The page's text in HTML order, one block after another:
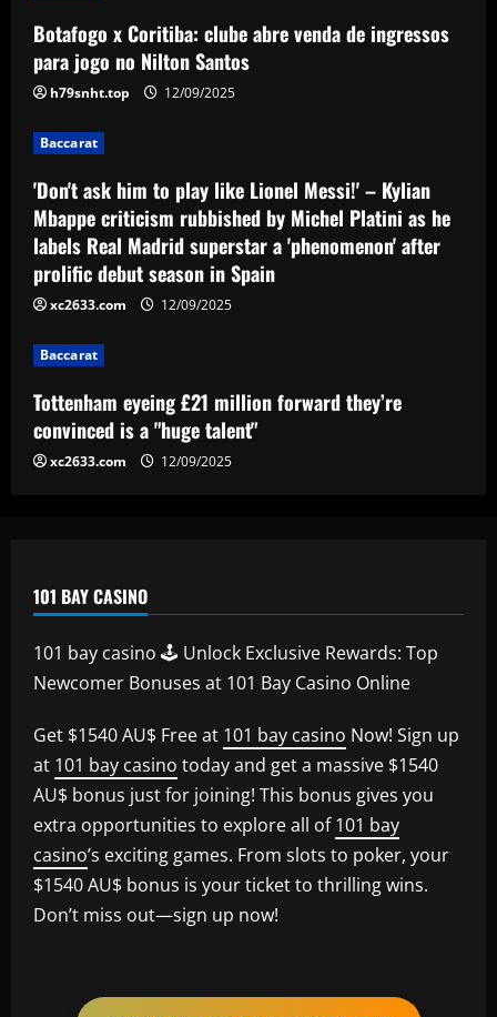
'Don't ask him to play like Lionel Messi!'
– Kylian Mbappe criticism rubbished by
superstar a 'phenomenon' after prolific
4
Tottenham eyeing £21 million forward
they’re convinced is a "huge talent"
12/09/2025
5
Baccarat
Botafogo x Coritiba: clube abre venda de ingressos
para jogo no Nilton Santos
h79snht.top 12/09/2025
Baccarat
'Don't ask him to play like Lionel Messi!' – Kylian
Mbappe criticism rubbished by Michel Platini as he
labels Real Madrid superstar a 'phenomenon' after
prolific debut season in Spain
xc2633.com 12/09/2025
Baccarat
Tottenham eyeing £21 million forward they’re
convinced is a "huge talent"
xc2633.com 12/09/2025
101 BAY CASINO
101 bay casino 🕹️ Unlock Exclusive Rewards: Top
Newcomer Bonuses at 101 Bay Casino Online
Get $1540 AU$ Free at 101 bay casino Now! Sign up
at 101 bay casino today and get a massive $1540
AU$ bonus just for joining! This bonus gives you
extra opportunities to explore all of101 bay
casino’s exciting games. From slots to poker, your
$1540 AU$ bonus is your ticket to thrilling wins.
Don’t miss out—sign up now!